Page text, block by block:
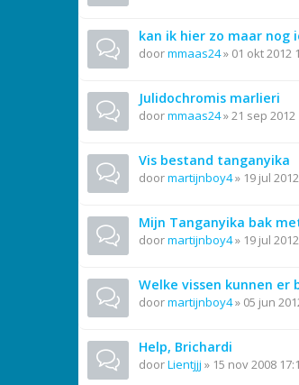
kan ik hier zo maar nog
doormmaas24» 01 okt 2012
Julidochromis marlieri
doormmaas24»21 sep 2012
Vis bestand tanganyika
doormartijnboy4» 19 jul
Mijn Tanganyika bak
doormartijnboy4» 19 jul
Welke vissen kunnen er
doormartijnboy4» 05 jun
Help, Brichardi
doorLientjjj » 15 nov 2008